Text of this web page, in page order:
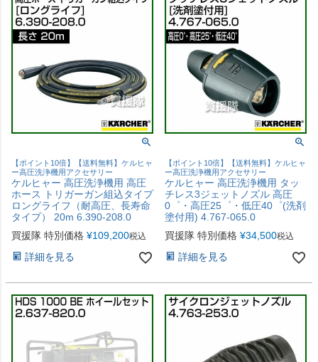
【ポイント10倍】【送料無料】ケルヒャ
ー高圧洗浄機用アクセサリー
ケルヒャー 高圧洗浄機用 高圧
ホース トリガーガン組込タイプ
ロングライフ（耐高圧、長寿命
タイプ） 20m 6.390-208.0
買援隊 特別価格 ¥109,200税込
詳細を見る
【ポイント10倍】【送料無料】ケルヒャ
ー高圧洗浄機用アクセサリー
ケルヒャー 高圧洗浄機用 タッ
チレス3ジェットノズル 高圧
0゜・高圧25゜・低圧40゜(洗剤
塗付用) 4.767-065.0
買援隊 特別価格 ¥34,500税込
詳細を見る